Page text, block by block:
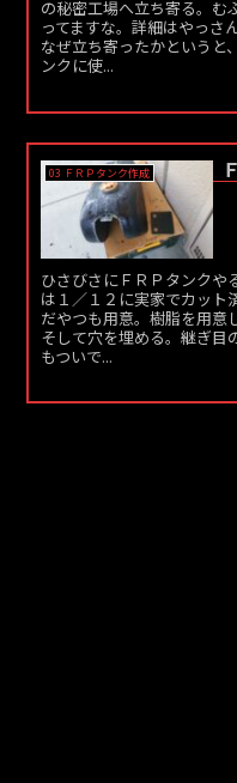
の秘密工場へ立ち寄る。む
ってますな。詳細はやっさ
なぜ立ち寄ったかというと
ンクに使...
03 ＦＲＰタンク作成
ひさびさにＦＲＰタンクや
は１／１２に実家でカット
だやつも用意。樹脂を用意
そして穴を埋める。継ぎ目
もついで...